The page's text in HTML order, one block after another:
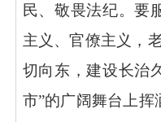
民、敬畏法纪。要
主义、官僚主义，
切向东，建设长治
市”的广阔舞台上挥